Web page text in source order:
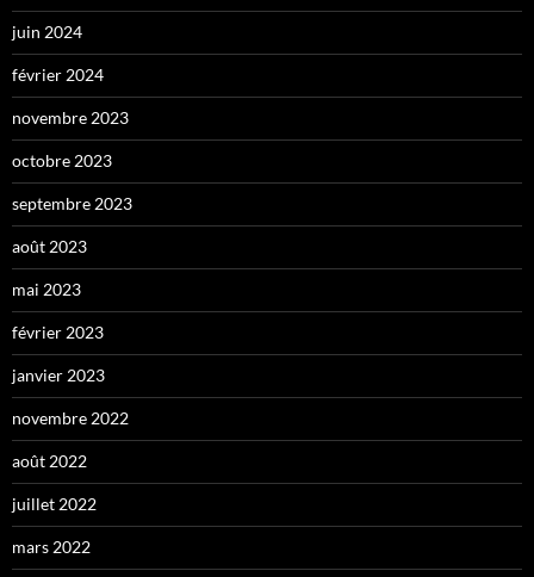
juin 2024
février 2024
novembre 2023
octobre 2023
septembre 2023
août 2023
mai 2023
février 2023
janvier 2023
novembre 2022
août 2022
juillet 2022
mars 2022